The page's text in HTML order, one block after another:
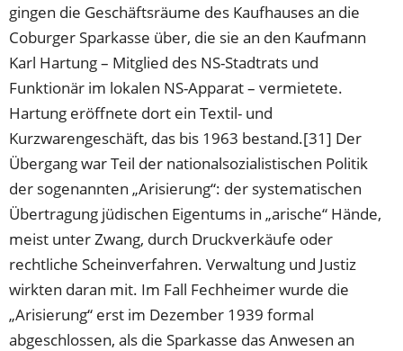
gingen die Geschäftsräume des Kaufhauses an die
Coburger Sparkasse über, die sie an den Kaufmann
Karl Hartung – Mitglied des NS-Stadtrats und
Funktionär im lokalen NS-Apparat – vermietete.
Hartung eröffnete dort ein Textil- und
Kurzwarengeschäft, das bis 1963 bestand.[31] Der
Übergang war Teil der nationalsozialistischen Politik
der sogenannten „Arisierung“: der systematischen
Übertragung jüdischen Eigentums in „arische“ Hände,
meist unter Zwang, durch Druckverkäufe oder
rechtliche Scheinverfahren. Verwaltung und Justiz
wirkten daran mit. Im Fall Fechheimer wurde die
„Arisierung“ erst im Dezember 1939 formal
abgeschlossen, als die Sparkasse das Anwesen an